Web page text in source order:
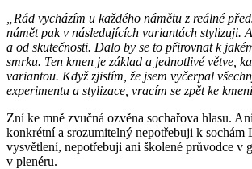
„Rád vycházím u každého námětu z reálné
námět pak v následujících variantách stylizuji.
a od skutečnosti. Dalo by se to přirovnat k
smrku. Ten kmen je základ a jednotlivé větve,
variantou. Když zjistím, že jsem vyčerpal
experimentu a stylizace, vracím se zpět ke
Zní ke mně zvučná ozvěna sochařova hlasu.
konkrétní a srozumitelný nepotřebuji k sochám
vysvětlení, nepotřebuji ani školené průvodce v
v plenéru.